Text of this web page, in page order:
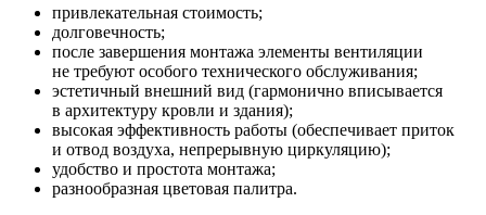
привлекательная стоимость;
долговечность;
после завершения монтажа элементы вентиляции
не требуют особого технического обслуживания;
эстетичный внешний вид (гармонично вписывается
в архитектуру кровли и здания);
высокая эффективность работы (обеспечивает приток
и отвод воздуха, непрерывную циркуляцию);
удобство и простота монтажа;
разнообразная цветовая палитра.